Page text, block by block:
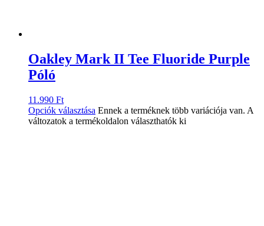
Oakley Mark II Tee Fluoride Purple
Póló
11.990 Ft
Opciók választása Ennek a terméknek több variációja van. A
változatok a termékoldalon választhatók ki